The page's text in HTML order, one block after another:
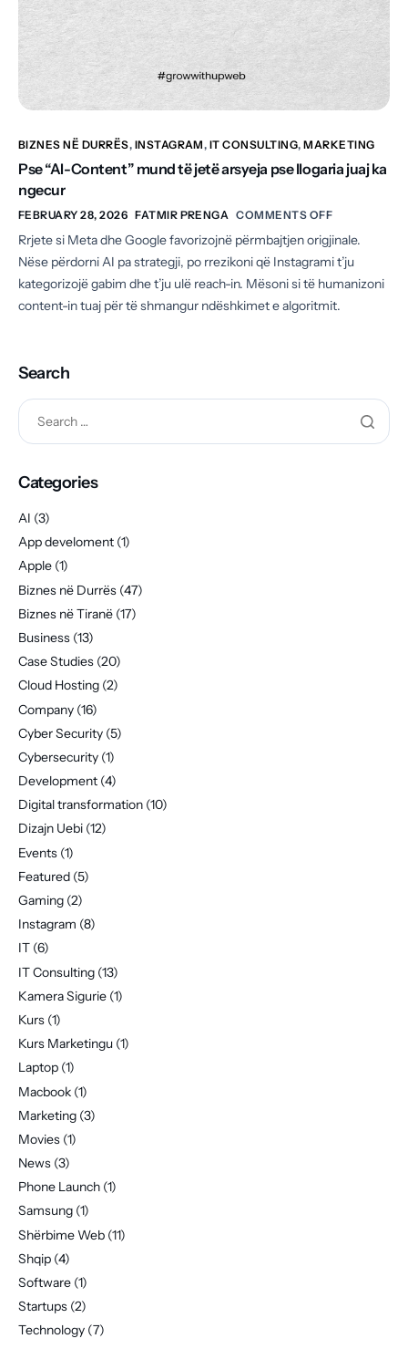
BIZNES NË DURRËS, INSTAGRAM, IT CONSULTING,MARKETING
Pse “AI-Content” mund të jetë arsyeja pse llogaria juaj ka
ngecur
FEBRUARY 28, 2026 FATMIR PRENGA COMMENTS OFF
Rrjete si Meta dhe Google favorizojnë përmbajtjen origjinale.
Nëse përdorni AI pa strategji, po rrezikoni që Instagrami t’ju
kategorizojë gabim dhe t’ju ulë reach-in. Mësoni si të humanizoni
content-in tuaj për të shmangur ndëshkimet e algoritmit.
Search
Categories
AI (3)
App develoment (1)
Apple (1)
Biznes në Durrës (47)
Biznes në Tiranë (17)
Business (13)
Case Studies (20)
Cloud Hosting (2)
Company (16)
Cyber Security (5)
Cybersecurity (1)
Development (4)
Digital transformation (10)
Dizajn Uebi (12)
Events (1)
Featured (5)
Gaming (2)
Instagram (8)
IT (6)
IT Consulting (13)
Kamera Sigurie (1)
Kurs (1)
Kurs Marketingu (1)
Laptop (1)
Macbook (1)
Marketing (3)
Movies (1)
News (3)
Phone Launch (1)
Samsung (1)
Shërbime Web (11)
Shqip (4)
Software (1)
Startups (2)
Technology (7)